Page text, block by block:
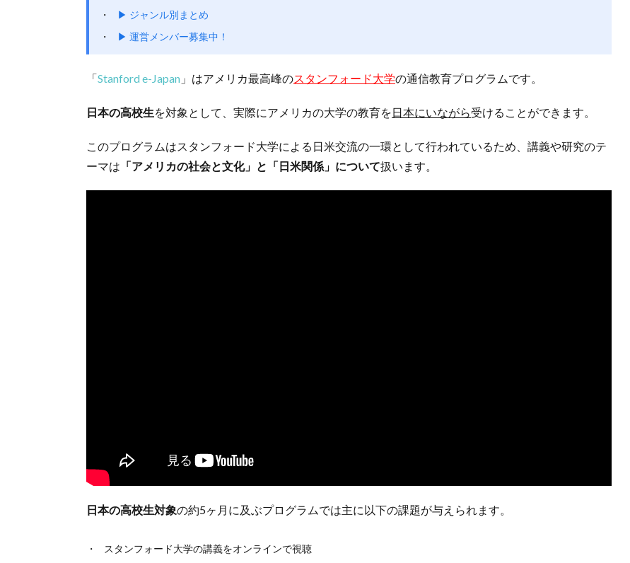
▶ ジャンル別まとめ
▶ 運営メンバー募集中！
「Stanford e-Japan 」はアメリカ最高峰のスタンフォード大学の通信教育プログラムです。
日本の高校生を対象として、実際にアメリカの大学の教育を日本にいながら受けることができます。
このプログラムはスタンフォード大学による日米交流の一環として行われているため、講義や研究のテ
ーマは 「アメリカの社会と文化」と「日米関係」について扱います。
日本の高校生対象の約5ヶ月に及ぶプログラムでは主に以下の課題が与えられます。
スタンフォード大学の講義をオンラインで視聴